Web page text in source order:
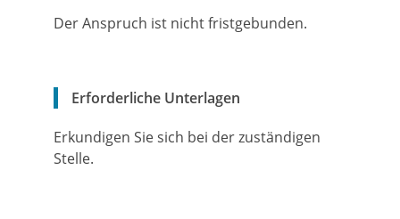
Der Anspruch ist nicht fristgebunden.
Erforderliche Unterlagen
Erkundigen Sie sich bei der zuständigen
Stelle.